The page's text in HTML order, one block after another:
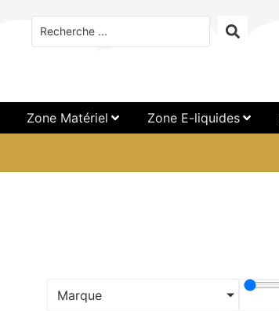
Zone Matériel Zone E-liquides
Marque